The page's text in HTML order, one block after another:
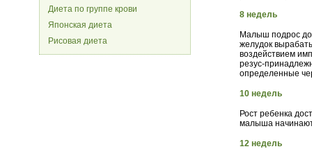
Диета по группе крови
Японская диета
Рисовая диета
8 недель
Малыш подрос до
желудок
воздействием
резус-
определенные
10 недель
Рост ребенка
малыша
12 недель